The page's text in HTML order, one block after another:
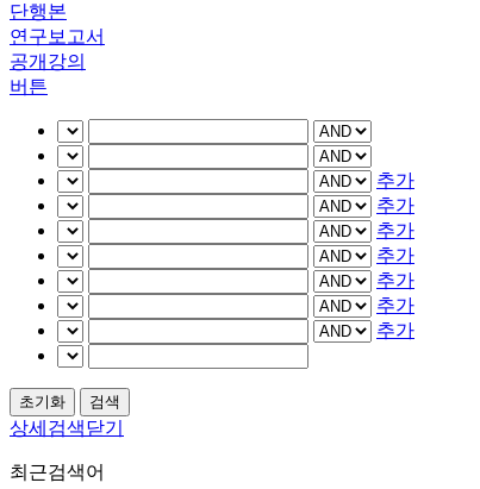
단행본
연구보고서
공개강의
버튼
추가
추가
추가
추가
추가
추가
추가
상세검색닫기
최근검색어